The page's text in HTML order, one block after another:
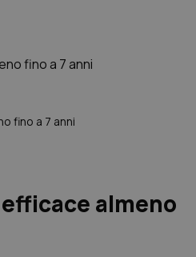
fino a 7 anni
almeno